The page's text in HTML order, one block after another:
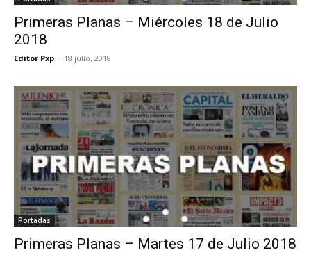
Primeras Planas – Miércoles 18 de Julio
2018
Editor Pxp - 18 julio, 2018
Portadas
Primeras Planas – Martes 17 de Julio 2018